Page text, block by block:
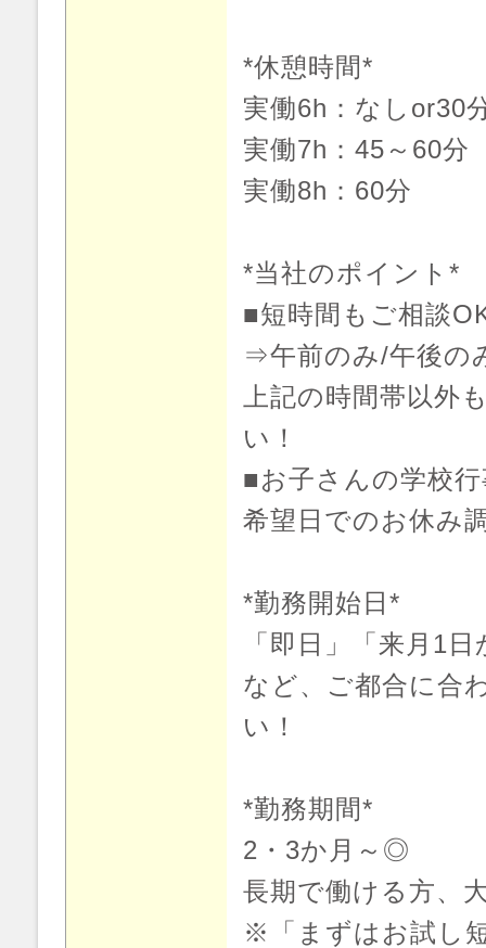
*休憩時間*
実働6h：なしor30
実働7h：45～60分
実働8h：60分
*当社のポイント*
■短時間もご相談
⇒午前のみ/午後の
上記の時間帯以外
い！
■お子さんの学校
希望日でのお休み
*勤務開始日*
「即日」「来月1
など、ご都合に合
い！
*勤務期間*
2・3か月～◎
長期で働ける方、
※「まずはお試し